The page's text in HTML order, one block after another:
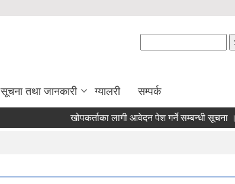
सूचना तथा जानकारी ग्यालरी सम्पर्क
खोपकर्ताका लागी आवेदन पेश गर्ने सम्बन्धी सूचना ।।